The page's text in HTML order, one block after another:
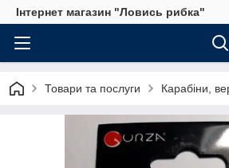
Інтернет магазин "Ловись рибка"
Товари та послуги Карабіни,